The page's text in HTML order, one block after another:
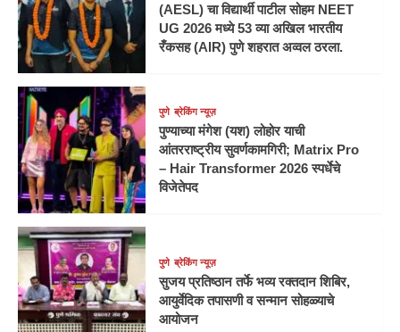
(AESL) चा विद्यार्थी पाटील सोहम NEET
UG 2026 मध्ये 53 व्या अखिल भारतीय
रँकसह (AIR) पुणे शहरात अव्वल ठरला.
पुणे ब्रेकिंग न्यूज़
पुण्याच्या मंगेश (यश) लोहोर याची
आंतरराष्ट्रीय सुवर्णकामगिरी; Matrix Pro
– Hair Transformer 2026 स्पर्धेचे
विजेतेपद
पुणे ब्रेकिंग न्यूज़
सुजय प्रतिष्ठान तर्फे भव्य रक्तदान शिबिर,
आयुर्वेदिक तपासणी व सन्मान सोहळ्याचे
आयोजन